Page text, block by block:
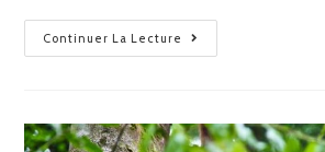
Continuer La Lecture